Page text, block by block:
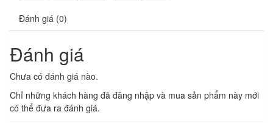
Đánh giá (0)
Đánh giá
Chưa có đánh giá nào.
Chỉ những khách hàng đã đăng nhập và mua sản phẩm này mới
có thể đưa ra đánh giá.